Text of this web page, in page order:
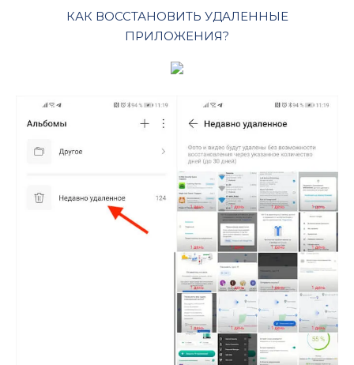
КАК ВОССТАНОВИТЬ УДАЛЕННЫЕ
ПРИЛОЖЕНИЯ?